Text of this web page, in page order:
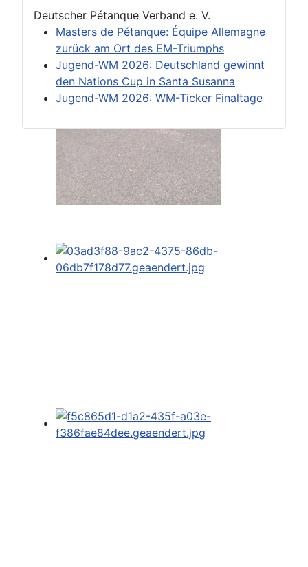
Deutscher Pétanque Verband e. V.
Masters de Pétanque: Équipe Allemagne
zurück am Ort des EM-Triumphs
Jugend-WM 2026: Deutschland gewinnt
den Nations Cup in Santa Susanna
Jugend-WM 2026: WM-Ticker Finaltage